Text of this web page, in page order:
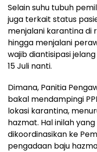
Selain suhu tubuh
juga terkait status
menjalani karantina di
hingga menjalani
wajib diantisipasi
15 Juli nanti.
Dimana, Panitia
bakal mendampingi
lokasi karantina,
hazmat. Hal inilah
dikoordinasikan ke
pengadaan baju